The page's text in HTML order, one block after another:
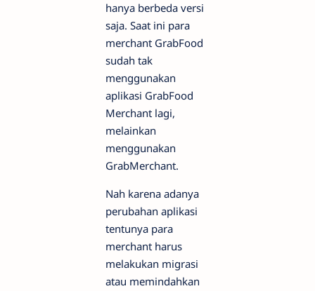
hanya berbeda versi
saja. Saat ini para
merchant GrabFood
sudah tak
menggunakan
aplikasi GrabFood
Merchant lagi,
melainkan
menggunakan
GrabMerchant.
Nah karena adanya
perubahan aplikasi
tentunya para
merchant harus
melakukan migrasi
atau memindahkan